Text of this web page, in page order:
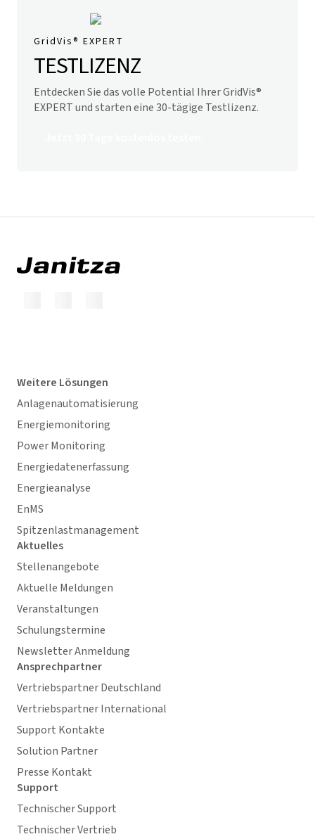
GridVis® EXPERT
TESTLIZENZ
Entdecken Sie das volle Potential IhrerGridVis®
EXPERT und starten eine 30-tägige Testlizenz.
Weitere Lösungen
Anlagenautomatisierung
Energiemonitoring
Power Monitoring
Energiedatenerfassung
Energieanalyse
EnMS
Spitzenlastmanagement
Aktuelles
Stellenangebote
Aktuelle Meldungen
Veranstaltungen
Schulungstermine
Newsletter Anmeldung
Ansprechpartner
Vertriebspartner Deutschland
Vertriebspartner International
Support Kontakte
Solution Partner
Presse Kontakt
Support
Technischer Support
Technischer Vertrieb